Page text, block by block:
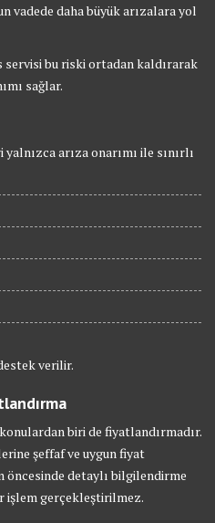
vadede daha büyük arızalara yol
bu riski ortadan kaldırarak
sağlar.
arıza onarımı ile sınırlı
verilir.
biri de fiyatlandırmadır.
şeffaf ve uygun fiyat
öncesinde detaylı bilgilendirme
işlem gerçekleştirilmez.